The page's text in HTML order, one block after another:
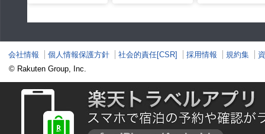
会社情報 個人情報保護方針 社会的責任[CSR] 採用情報 規約集
© Rakuten Group, Inc.